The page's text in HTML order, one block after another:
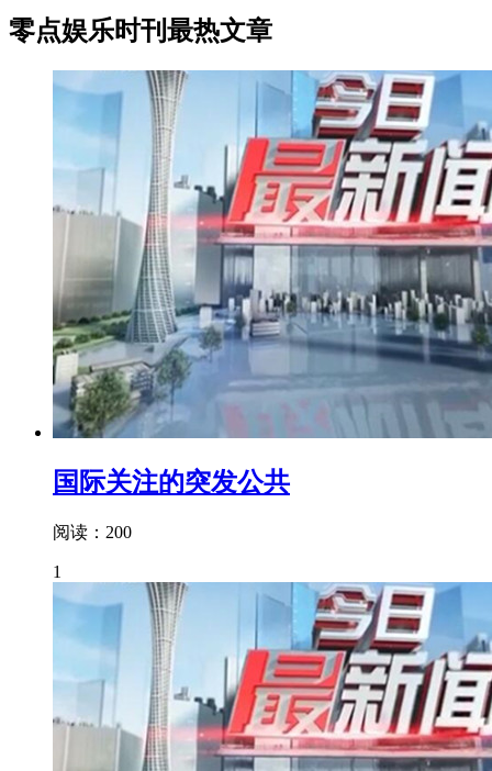
零点娱乐时刊最热文章
国际关注的突发公共
阅读：200
1